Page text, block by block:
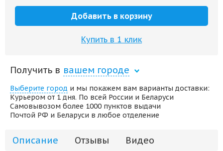
Добавить в корзину
Купить в 1 клик
Получить в вашем городе
Выберите город и мы покажем вам варианты доставки:
Курьером от 1 дня. По всей России и Беларуси
Самовывозом более 1000 пунктов выдачи
Почтой РФ и Беларуси в любое отделение
Описание Отзывы Видео